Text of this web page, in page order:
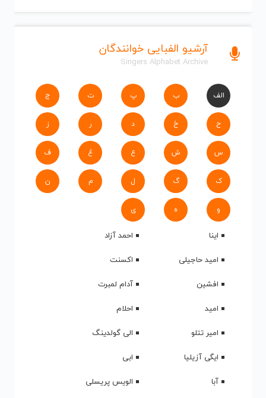
آرشیو الفبایی خوانندگان
Singers Alphabet Archive
الف ب پ ت ج
ح خ د ر ز
س ش ع غ ف
ک گ ل م ن
و ه ی
اینا
احمد آزاد
امید حاجیلی
اکسنت
افشین
آدام لمبرت
امید
احلام
امیر تتلو
الی گولدینگ
ایگی آزیلیا
ابی
آبا
الویس پریسلی